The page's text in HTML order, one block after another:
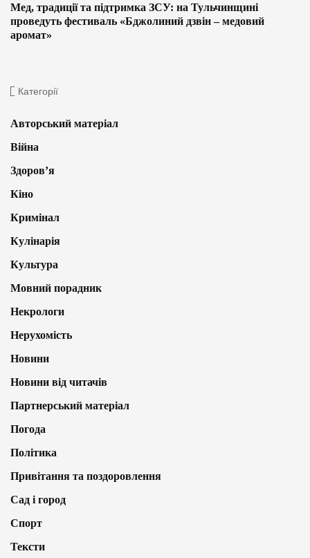
Мед, традиції та підтримка ЗСУ: на Тульчинщині
проведуть фестиваль «Бджолиний дзвін – медовий
аромат»
Категорії
Авторський матеріал
Війна
Здоров’я
Кіно
Кримінал
Кулінарія
Культура
Мовний порадник
Некрологи
Нерухомість
Новини
Новини від читачів
Партнерський матеріал
Погода
Політика
Привітання та поздоровлення
Сад і город
Спорт
Тексти